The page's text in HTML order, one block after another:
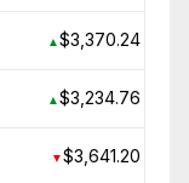
▲$3,370.24
▲$3,234.76
▼$3,641.20